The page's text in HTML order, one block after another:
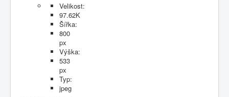
Velikost:
97.62K
Šířka:
800
px
Výška:
533
px
Typ:
jpeg